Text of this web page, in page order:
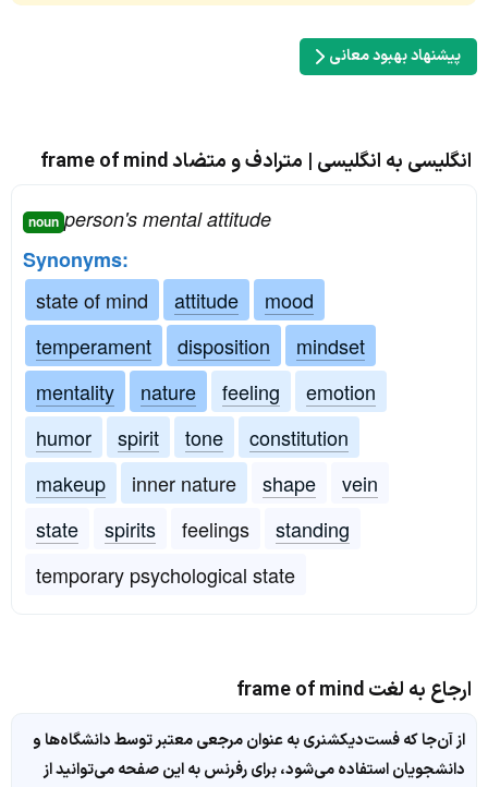
پیشنهاد بهبود معانی
انگلیسی به انگلیسی | مترادف و متضاد frame of mind
noun person's mental attitude
Synonyms:
state of mind
attitude
mood
temperament
disposition
mindset
mentality
nature feeling
emotion
humor
spirit tone
constitution
makeup
inner nature shape
vein
state
spirits feelings
standing
temporary psychological state
ارجاع به لغت frame of mind
از آن‌جا که فست‌دیکشنری به عنوان مرجعی معتبر توسط دانشگاه‌ها و
دانشجویان استفاده می‌شود، برای رفرنس به این صفحه می‌توانید از